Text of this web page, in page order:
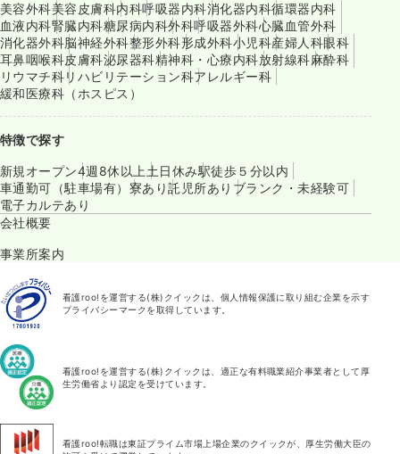
美容外科美容皮膚科内科呼吸器内科消化器内科循環器内科
血液内科腎臓内科糖尿病内科外科呼吸器外科心臓血管外科
消化器外科脳神経外科整形外科形成外科小児科産婦人科眼科
耳鼻咽喉科皮膚科泌尿器科精神科・心療内科放射線科麻酔科
リウマチ科リハビリテーション科アレルギー科
緩和医療科（ホスピス）
特徴で探す
新規オープン4週8休以上 土日休み駅徒歩５分以内
車通勤可（駐車場有） 寮あり託児所あり ブランク・未経験可
電子カルテあり
会社概要
事業所案内
看護roo!を運営する(株)クイックは、個人情報保護に取り組む企業を示す
プライバシーマークを取得しています。
看護roo!を運営する(株)クイックは、適正な有料職業紹介事業者として厚
生労働省より認定を受けています。
看護roo!転職は東証プライム市場上場企業のクイックが、厚生労働大臣の